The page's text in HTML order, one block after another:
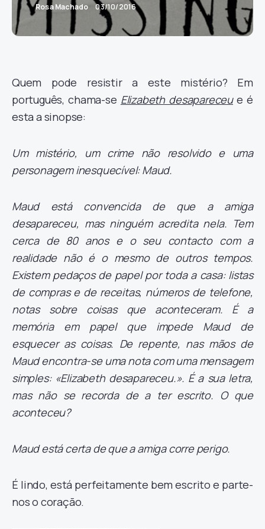
Rosa Machado 03/10/2016
Quem pode resistir a este mistério? Em
português, chama-se Elizabeth desapareceue é
esta a sinopse:
Um mistério, um crime não resolvido e uma
personagem inesquecível: Maud.
Maud está convencida de que a amiga
desapareceu, mas ninguém acredita nela. Tem
cerca de 80 anos e o seu contacto com a
realidade não é o mesmo de outros tempos.
Existem pedaços de papel por toda a casa: listas
de compras e de receitas, números de telefone,
notas sobre coisas que aconteceram. É a
memória em papel que impede Maud de
esquecer as coisas. De repente, nas mãos de
Maud encontra-se uma nota com uma mensagem
simples: «Elizabeth desapareceu.». É a sua letra,
mas não se recorda de a ter escrito. O que
aconteceu?
Maud está certa de que a amiga corre perigo.
É lindo, está perfeitamente bem escrito e parte-
nos o coração.